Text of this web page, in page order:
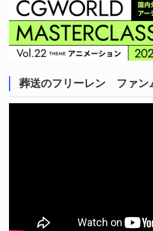
葬送のフリーレン ファン